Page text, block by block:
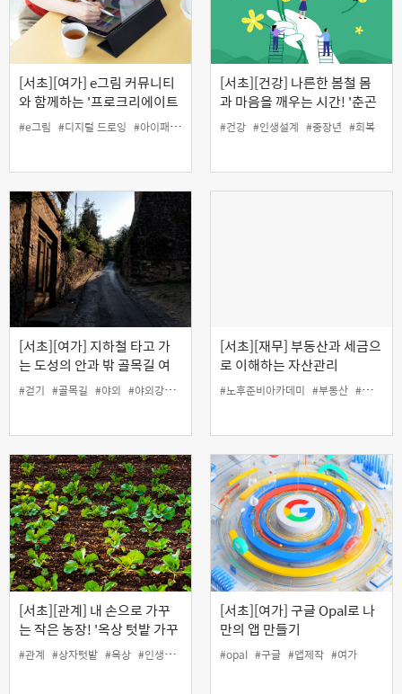
[서초][여가] e그림 커뮤니티
와 함께하는 '프로크리에이트
로 레더 코스터 만들기'
#e그림 #디지털 드로잉 #아이패드 #인생설계 #커뮤니티
[서초][건강] 나른한 봄철 몸
과 마음을 깨우는 시간! '춘곤
증 대신 회복탄력성 깨우기'
(온라인)
#건강 #인생설계 #중장년 #회복
[서초][여가] 지하철 타고 가
는 도성의 안과 밖 골목길 여
행
#걷기 #골목길 #야외 #야외강좌 #여행
[서초][재무] 부동산과 세금으
로 이해하는 자산관리
#노후준비아카데미 #부동산 #세금
[서초][관계] 내 손으로 가꾸
는 작은 농장! '옥상 텃밭 가꾸
기'
#관계 #상자텃밭 #옥상 #인생설계 #커뮤니티 #텃밭
[서초][여가] 구글 Opal로 나
만의 앱 만들기
#opal #구글 #앱제작 #여가